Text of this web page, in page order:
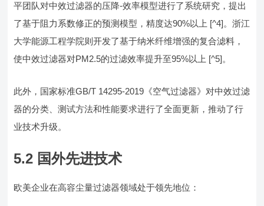
平团队对中效过滤器的压降-效率模型进行了系统研究，提出
了基于阻力系数修正的预测模型，精度达90%以上 [^4]。浙江
大学能源工程学院则开发了基于纳米纤维增强的复合滤料，
使中效过滤器对PM2.5的过滤效率提升至95%以上 [^5]。
此外，国家标准GB/T 14295-2019《空气过滤器》对中效过滤
器的分类、测试方法和性能要求进行了全面更新，推动了行
业技术升级。
5.2 国外先进技术
欧美企业在高容尘量过滤器领域处于领先地位：